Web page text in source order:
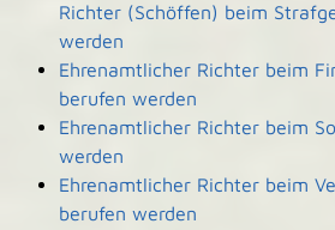
Richter (Schöffen) beim
werden
Ehrenamtlicher Richter beim
berufen werden
Ehrenamtlicher Richter beim
werden
Ehrenamtlicher Richter beim
berufen werden